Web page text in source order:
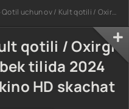
tarjima kino Full
HD tas-ix
uchun ov / Kult qotili / Oxirgi qiz / Killer ovi Uzbek tilida 2024 Premyera tarjima kino HD skachat
qotili / Oxirgi
tilida 2024
HD skachat